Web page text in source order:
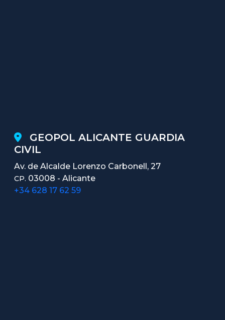
GEOPOL ALICANTE GUARDIA
CIVIL
Av. de Alcalde Lorenzo Carbonell, 27
CP. 03008 - Alicante
+34 628 17 62 59